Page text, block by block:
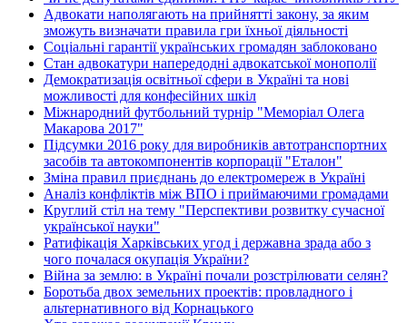
Адвокати наполягають на прийнятті закону, за яким
зможуть визначати правила гри їхньої діяльності
Соціальні гарантії українських громадян заблоковано
Стан адвокатури напередодні адвокатської монополії
Демократизація освітньої сфери в Україні та нові
можливості для конфесійних шкіл
Міжнародний футбольний турнір "Меморіал Олега
Макарова 2017"
Підсумки 2016 року для виробників автотранспортних
засобів та автокомпонентів корпорації "Еталон"
Зміна правил приєднань до електромереж в Україні
Аналіз конфліктів між ВПО і приймаючими громадами
Круглий стіл на тему "Перспективи розвитку сучасної
української науки"
Ратифікація Харківських угод і державна зрада або з
чого почалася окупація України?
Війна за землю: в Україні почали розстрілювати селян?
Боротьба двох земельних проектів: провладного і
альтернативного від Корнацького